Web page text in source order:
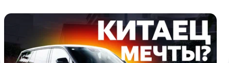
Тест и обзор GAC S7: гибрида, который
подозрительно хорош
Что собой представляет ещё один конкурент «Лисяна»
24 июля